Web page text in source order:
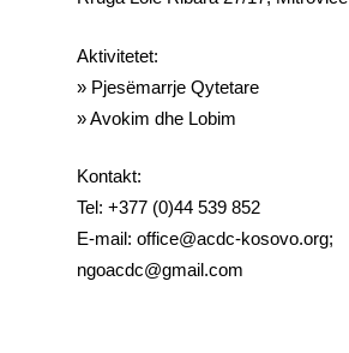
Aktivitetet:
» Pjesëmarrje Qytetare
» Avokim dhe Lobim
Kontakt:
Tel: +377 (0)44 539 852
E-mail: office@acdc-kosovo.org;
ngoacdc@gmail.com